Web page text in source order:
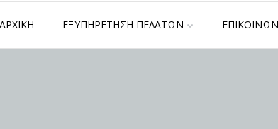
ΑΡΧΙΚΉ ΕΞΥΠΗΡΈΤΗΣΗ ΠΕΛΑΤΏΝ